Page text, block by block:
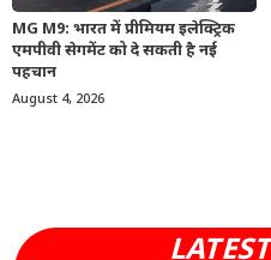
MG M9: भारत में प्रीमियम इलेक्ट्रिक
एमपीवी सेगमेंट को दे सकती है नई
पहचान
August 4, 2026